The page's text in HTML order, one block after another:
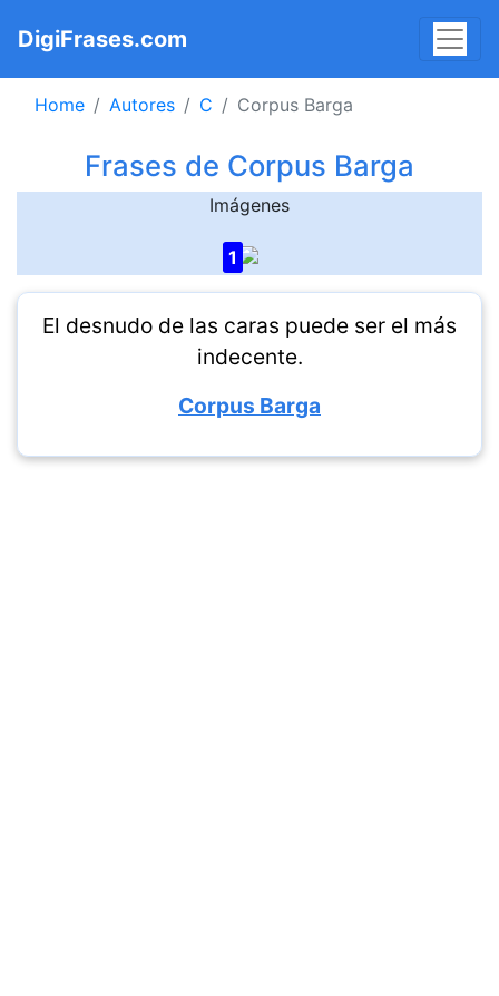
DigiFrases.com
Home Autores C Corpus Barga
Frases de Corpus Barga
Imágenes
1
El desnudo de las caras puede ser el más
indecente.
Corpus Barga